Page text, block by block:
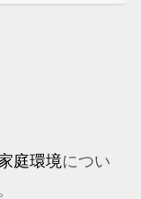
庭環境につい